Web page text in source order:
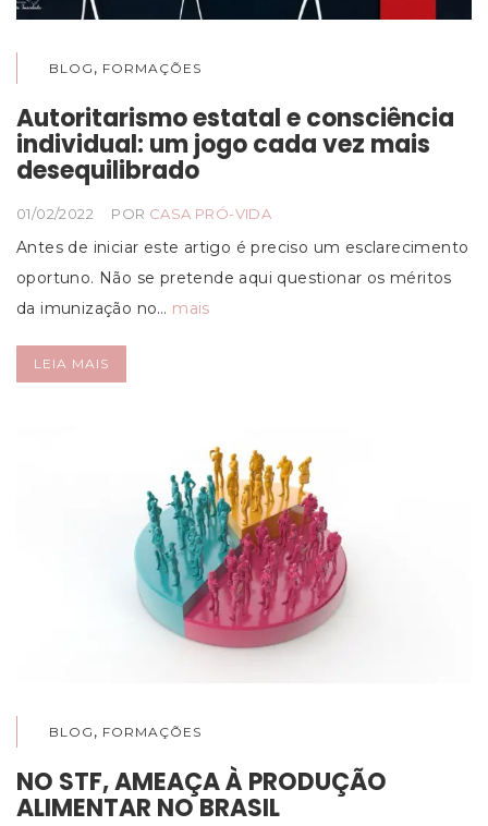
BLOG , FORMAÇÕES
Autoritarismo estatal e consciência
individual: um jogo cada vez mais
desequilibrado
01/02/2022 POR CASA PRÓ-VIDA
Antes de iniciar este artigo é preciso um esclarecimento
oportuno. Não se pretende aqui questionar os méritos
da imunização no… mais
LEIA MAIS
BLOG , FORMAÇÕES
NO STF, AMEAÇA À PRODUÇÃO
ALIMENTAR NO BRASIL